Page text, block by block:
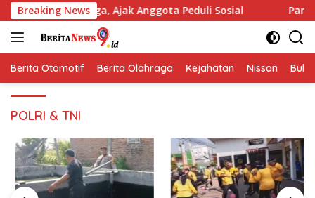
Langsung
ke
konten
Breaking News
Ajak Anggota Peduli Sosial Pantau Budidaya
Berita Otomotif Berita Olahraga Kejahatan Nissan
POLRI & TNI